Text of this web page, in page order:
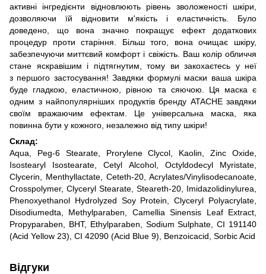
активні інгредієнти відновлюють рівень зволоженості шкіри,
дозволяючи їй відновити м'якість і еластичність. Було
доведено, що вона значно покращує ефект додаткових
процедур проти старіння. Більш того, вона очищає шкіру,
забезпечуючи миттєвий комфорт і свіжість. Ваш колір обличчя
стане яскравішим і підтягнутим, тому ви закохаєтесь у неї
з першого застосування! Завдяки формулі маски ваша шкіра
буде гладкою, еластичною, рівною та сяючою. Ця маска є
одним з найпопулярніших продуктів бренду ATACHE завдяки
своїм вражаючим ефектам. Це універсальна маска, яка
повинна бути у кожного, незалежно від типу шкіри!
Склад:
Aqua, Peg-6 Stearate, Prorylene Clycol, Kaolin, Zinc Oxide,
Isostearyl Isostearate, Cetyl Alcohol, Оctyldodecyl Myristate,
Clycerin, Menthyllactate, Ceteth-20, Acrylates/Vinylisodecanoate,
Crosspolymer, Clyceryl Stearate, Steareth-20, Imidazolidinylurea,
Phenoxyethanol Hydrolyzed Soy Protein, Clyceryl Polyacrylate,
Disodiumedta, Methylparaben, Camellia Sinensis Leaf Extract,
Propyparaben, BHT, Ethylparaben, Sodium Sulphate, CI 191140
(Acid Yellow 23), CI 42090 (Acid Blue 9), Benzoicacid, Sorbic Acіd
Відгуки